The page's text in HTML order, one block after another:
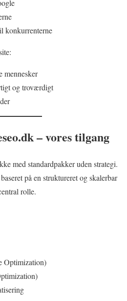
konkurrenterne
mennesker
og troværdigt
– vores tilgang
med standardpakker uden strategi.
på en struktureret og skalerbar
rolle.
Optimization)